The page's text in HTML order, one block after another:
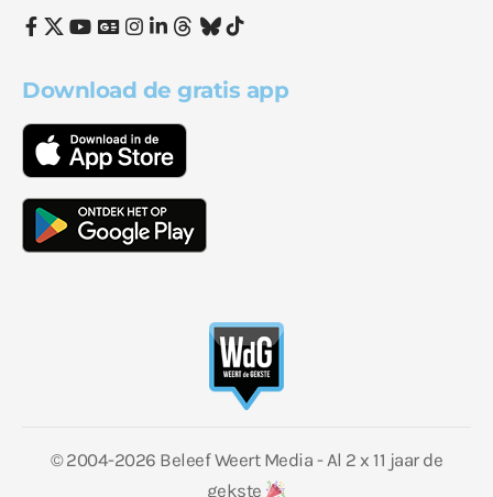
Download de gratis app
© 2004-2026 Beleef Weert Media - Al 2 x 11 jaar de
gekste